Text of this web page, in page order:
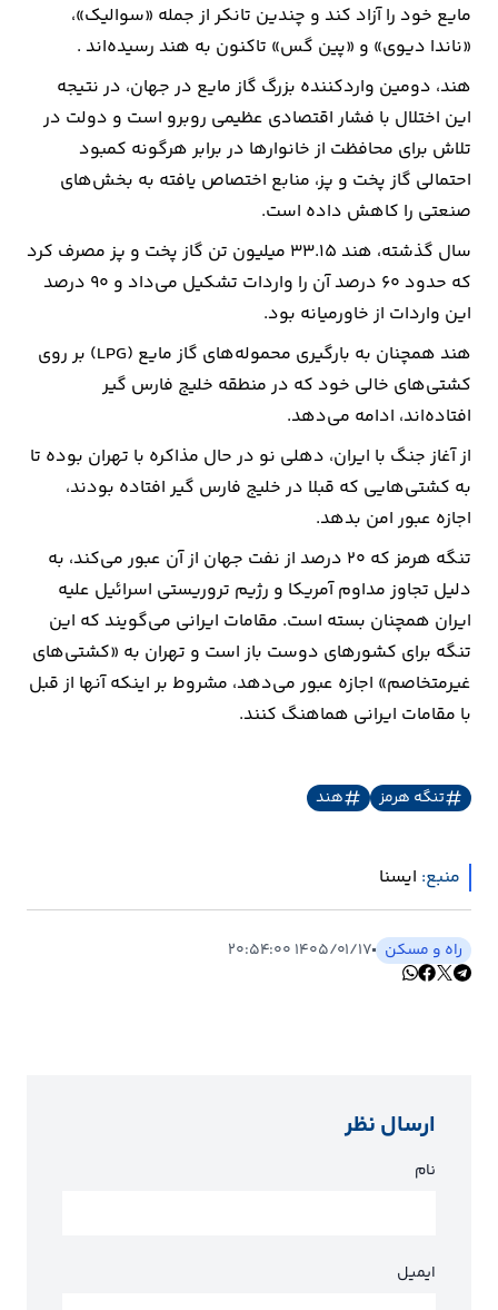
نوتیف
مایع خود را آزاد کند و چندین تانکر از جمله «سوالیک»،
«ناندا دیوی» و «پین گس» تاکنون به هند رسیده‌اند .
هند، دومین واردکننده بزرگ گاز مایع در جهان، در نتیجه
این اختلال با فشار اقتصادی عظیمی روبرو است و دولت در
تلاش برای محافظت از خانوارها در برابر هرگونه کمبود
احتمالی گاز پخت و پز، منابع اختصاص یافته به بخش‌های
صنعتی را کاهش داده است.
سال گذشته، هند ۳۳.۱۵ میلیون تن گاز پخت و پز مصرف کرد
که حدود ۶۰ درصد آن را واردات تشکیل می‌داد و ۹۰ درصد
این واردات از خاورمیانه بود.
هند همچنان به بارگیری محموله‌های گاز مایع (LPG) بر روی
کشتی‌های خالی خود که در منطقه خلیج فارس گیر
افتاده‌اند، ادامه می‌دهد.
از آغاز جنگ با ایران، دهلی نو در حال مذاکره با تهران بوده تا
به کشتی‌هایی که قبلا در خلیج فارس گیر افتاده بودند،
اجازه عبور امن بدهد.
تنگه هرمز که ۲۰ درصد از نفت جهان از آن عبور می‌کند، به
دلیل تجاوز مداوم آمریکا و رژیم تروریستی اسرائیل علیه
ایران همچنان بسته است. مقامات ایرانی می‌گویند که این
تنگه برای کشورهای دوست باز است و تهران به «کشتی‌های
غیرمتخاصم» اجازه عبور می‌دهد، مشروط بر اینکه آنها از قبل
با مقامات ایرانی هماهنگ کنند.
تنگه هرمز هند
منبع: ايسنا
راه و مسکن ۱۴۰۵/۰۱/۱۷ ۲۰:۵۴:۰۰
ارسال نظر
نام
ایمیل